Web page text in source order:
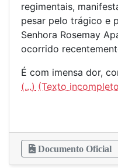
regimentais,
pesar pelo trágico e
Senhora Rosemay
ocorrido
É com imensa dor,
(...)
Documento Oficial